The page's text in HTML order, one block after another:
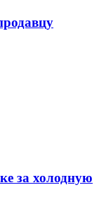
за холодную